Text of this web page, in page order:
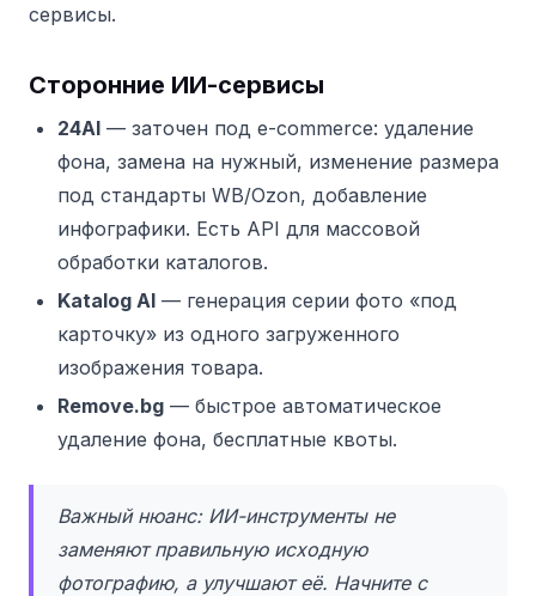
сервисы.
Сторонние ИИ-сервисы
24AI — заточен под e-commerce: удаление
фона, замена на нужный, изменение размера
под стандарты WB/Ozon, добавление
инфографики. Есть API для массовой
обработки каталогов.
Katalog AI — генерация серии фото «под
карточку» из одного загруженного
изображения товара.
Remove.bg — быстрое автоматическое
удаление фона, бесплатные квоты.
Важный нюанс: ИИ-инструменты не
заменяют правильную исходную
фотографию, а улучшают её. Начните с